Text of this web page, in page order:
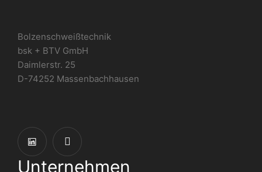
Bolzenschweißtechnik
bsk + BTV GmbH
Daimlerstr. 25
D-74252 Massenbachhausen
Unternehmen